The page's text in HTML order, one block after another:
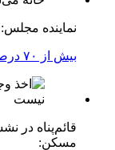
نماینده مجلس:
بیش از ۷۰ درصد درآمد خانوار صرف اجاره خانه می‌شود
قائم‌پناه در
مسکن: